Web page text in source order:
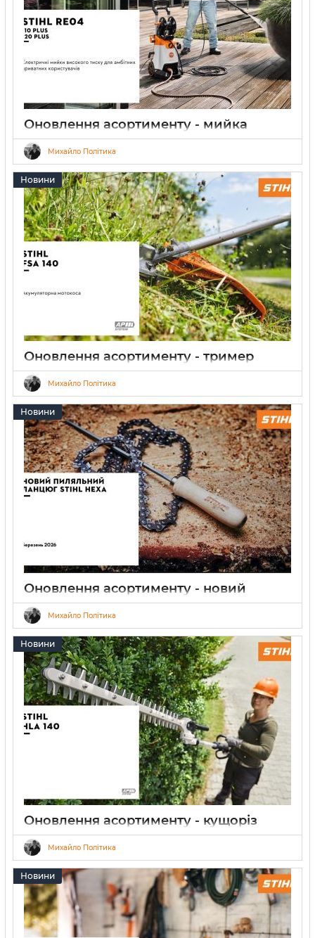
Оновлення асортименту - мийка
високого тиску STIHL RE 110 PLUS
12.06.2026
Михайло Політика
Новини
Оновлення асортименту - тример
акумуляторний STIHL FSA 140
15.05.2026
Михайло Політика
Новини
Оновлення асортименту - новий
пиляльний ланцюг STIHL НЕХА
02.04.2026
Михайло Політика
Новини
Оновлення асортименту - кущоріз
акумуляторний STIHL HLA 140
31.03.2026
Михайло Політика
Новини